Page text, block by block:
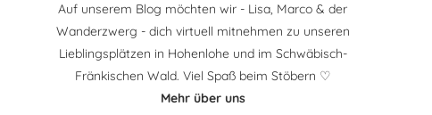
Auf unserem Blog möchten wir - Lisa, Marco & der
Wanderzwerg - dich virtuell mitnehmen zu unseren
Lieblingsplätzen in Hohenlohe und im Schwäbisch-
Fränkischen Wald. Viel Spaß beim Stöbern ♡
Mehr über uns